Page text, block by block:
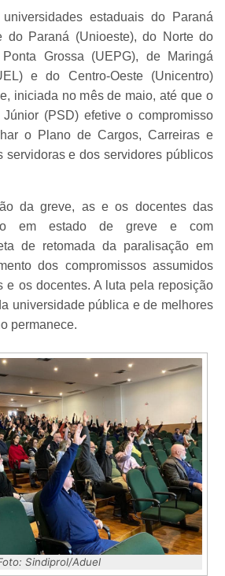
estaduais do Paraná
do Paraná (Unioeste), do Norte do
Grossa (UEPG), de Maringá
e do Centro-Oeste (Unicentro)
iniciada no mês de maio, até que o
(PSD) efetive o compromisso
o Plano de Cargos, Carreiras e
servidoras e dos servidores públicos
da greve, as e os docentes das
em estado de greve e com
de retomada da paralisação em
dos compromissos assumidos
e os docentes. A luta pela reposição
universidade pública e de melhores
permanece.
Sindiprol/Aduel